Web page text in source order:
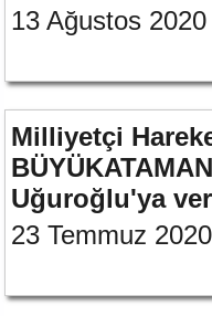
13 Ağustos 2020
Milliyetçi
Uğuroğlu'ya
23 Temmuz 2020